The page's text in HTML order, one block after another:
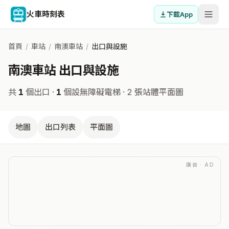
火車時刻表 下載App
首頁 / 車站 / 南澳車站 / 出口與設施
南澳車站 出口與設施
共 1 個出口 · 1 個設無障礙電梯 · 2 張站體平面圖
地圖 出口列表 平面圖
廣告 · AD